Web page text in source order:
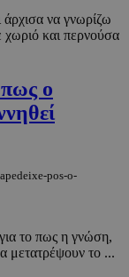
άρχισα να γνωρίζω
και περνούσα
ο
pos-o-
το πως η γνώση,
μετατρέψουν το ...